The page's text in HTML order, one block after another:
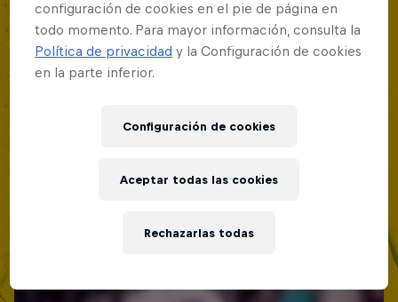
Red Bull Batalla Nueva Historia:
MC BATTLE
configuración de cookies en el pie de página en
todo momento. Para mayor información, consulta la
Política de privacidad y la Configuración de cookies
en la parte inferior.
Configuración de cookies
Rechazarlas todas
Aceptar todas las cookies